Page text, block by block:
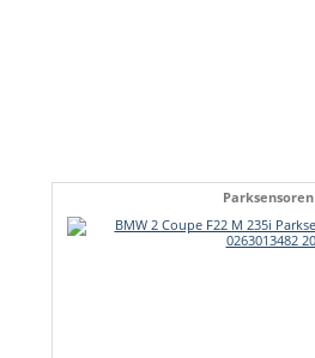
Parksensoren